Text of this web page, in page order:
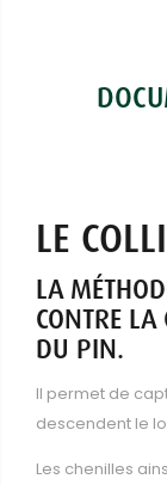
LE
LA
CONTRE
DU PIN.
Il permet de
descendent le
Les chenilles